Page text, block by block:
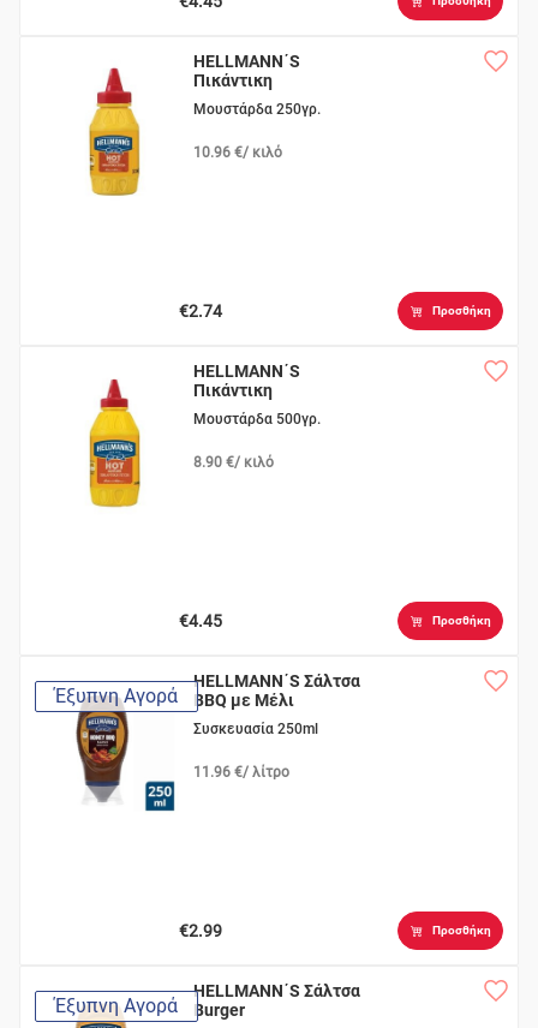
HELLMANN΄S
Πικάντικη
Μουστάρδα 250γρ.
10.96 €/ κιλό
€2.74 Προσθήκη
HELLMANN΄S
Πικάντικη
Μουστάρδα 500γρ.
8.90 €/ κιλό
€4.45 Προσθήκη
Έξυπνη Αγορά
HELLMANN΄S Σάλτσα
BBQ με Μέλι
Συσκευασία 250ml
11.96 €/ λίτρο
€2.99 Προσθήκη
Έξυπνη Αγορά
HELLMANN΄S Σάλτσα
Burger